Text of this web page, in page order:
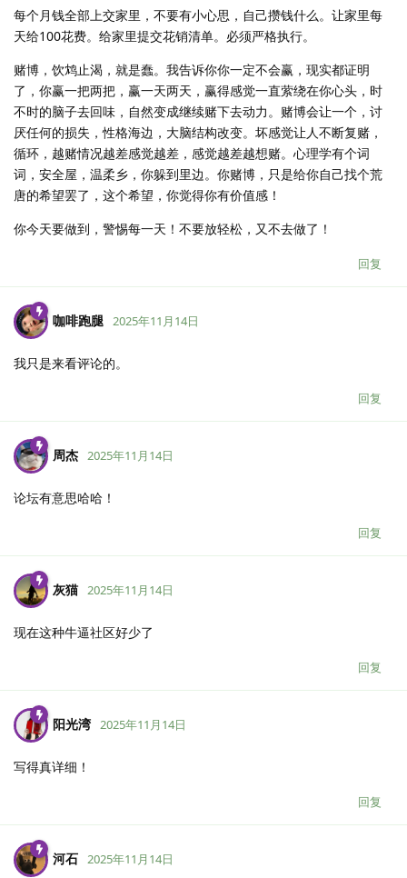
每个月钱全部上交家里，不要有小心思，自己攒钱什么。让家里每
天给100花费。给家里提交花销清单。必须严格执行。
赌博，饮鸩止渴，就是蠢。我告诉你你一定不会赢，现实都证明
了，你赢一把两把，赢一天两天，赢得感觉一直萦绕在你心头，时
不时的脑子去回味，自然变成继续赌下去动力。赌博会让一个，讨
厌任何的损失，性格海边，大脑结构改变。坏感觉让人不断复赌，
循环，越赌情况越差感觉越差，感觉越差越想赌。心理学有个词
词，安全屋，温柔乡，你躲到里边。你赌博，只是给你自己找个荒
唐的希望罢了，这个希望，你觉得你有价值感！
你今天要做到，警惕每一天！不要放轻松，又不去做了！
回复
咖啡跑腿 2025年11月14日
我只是来看评论的。
回复
周杰 2025年11月14日
论坛有意思哈哈！
回复
灰猫 2025年11月14日
现在这种牛逼社区好少了
回复
阳光湾 2025年11月14日
写得真详细！
回复
河石 2025年11月14日